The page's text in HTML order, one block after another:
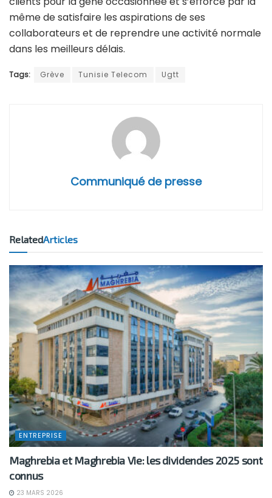
même de satisfaire les aspirations de ses
collaborateurs et de reprendre une activité normale
dans les meilleurs délais.
Tags: Grève Tunisie Telecom Ugtt
Communiqué de presse
RelatedArticles
ENTREPRISE
Maghrebia et Maghrebia Vie: les dividendes 2025 sont
connus
23 MARS 2026